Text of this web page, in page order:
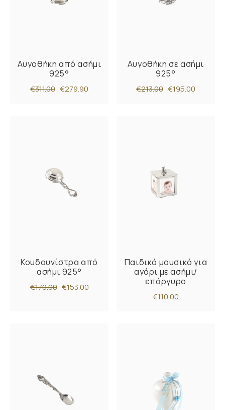
Αυγοθήκη από ασήμι
925°
€311.00 €279.90
Αυγοθήκη σε ασήμι
925°
€213.00 €195.00
Κουδουνίστρα από
ασήμι 925°
€170.00 €153.00
Παιδικό μουσικό για
αγόρι με ασήμι/
επάργυρο
€110.00